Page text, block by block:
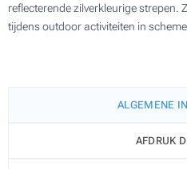
reflecterende zilverkleurige strepen.
tijdens outdoor activiteiten in
ALGEMENE
AFDRUK